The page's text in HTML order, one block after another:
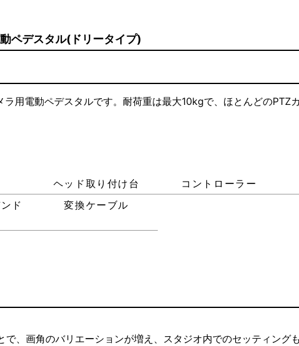
デスタル(ドリータイプ)
用電動ペデスタルです。耐荷重は最大10kgで、ほとんどのPTZ
ヘッド取り付け台
コントローラー
ド 変換ケーブル
、画角のバリエーションが増え、スタジオ内でのセッティング